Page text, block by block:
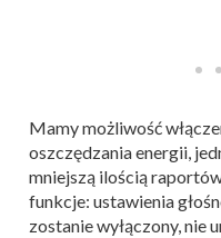
Mamy możliwość
oszczędzania energii,
mniejszą ilością
funkcje: ustawienia
zostanie wyłączony, nie